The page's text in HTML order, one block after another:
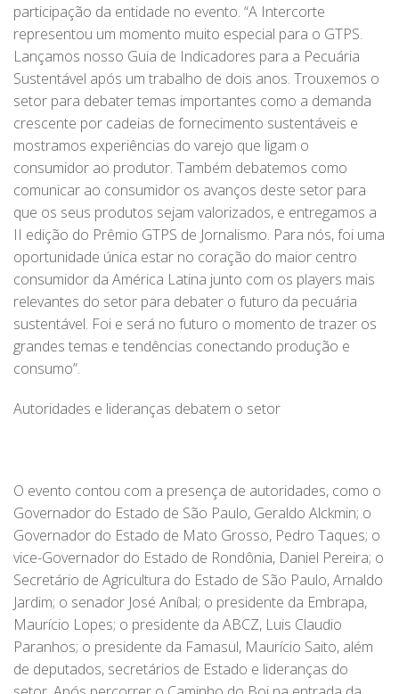
participação da entidade no evento. “A Intercorte
representou um momento muito especial para o GTPS.
Lançamos nosso Guia de Indicadores para a Pecuária
Sustentável após um trabalho de dois anos. Trouxemos o
setor para debater temas importantes como a demanda
crescente por cadeias de fornecimento sustentáveis e
mostramos experiências do varejo que ligam o
consumidor ao produtor. Também debatemos como
comunicar ao consumidor os avanços deste setor para
que os seus produtos sejam valorizados, e entregamos a
II edição do Prêmio GTPS de Jornalismo. Para nós, foi uma
oportunidade única estar no coração do maior centro
consumidor da América Latina junto com os players mais
relevantes do setor para debater o futuro da pecuária
sustentável. Foi e será no futuro o momento de trazer os
grandes temas e tendências conectando produção e
consumo”.
Autoridades e lideranças debatem o setor
O evento contou com a presença de autoridades, como o
Governador do Estado de São Paulo, Geraldo Alckmin; o
Governador do Estado de Mato Grosso, Pedro Taques; o
vice-Governador do Estado de Rondônia, Daniel Pereira; o
Secretário de Agricultura do Estado de São Paulo, Arnaldo
Jardim; o senador José Aníbal; o presidente da Embrapa,
Maurício Lopes; o presidente da ABCZ, Luis Claudio
Paranhos; o presidente da Famasul, Maurício Saito, além
de deputados, secretários de Estado e lideranças do